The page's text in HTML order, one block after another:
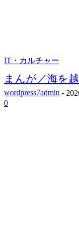
IT・カルチャー
まんが／海を
wordpress7admin -
0